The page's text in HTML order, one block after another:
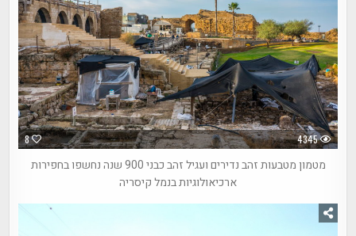
8 4345
מטמון מטבעות זהב נדירים ועגיל זהב כבני 900 שנה נחשפו בחפירות
ארכיאולוגיות בנמל קיסריה